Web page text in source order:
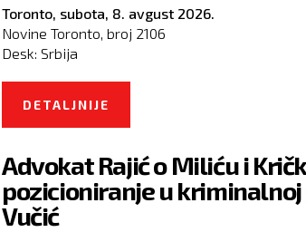
Toronto, subota, 8. avgust 2026.
Novine Toronto, broj 2106
Desk: Srbija
DETALJNIJE
Advokat Rajić o Miliću i
pozicioniranje u
Vučić